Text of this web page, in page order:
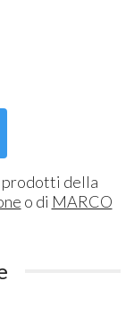
della
o di MARCO